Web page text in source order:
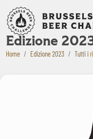
Edizione
Home Edizione 2023 Tutti i